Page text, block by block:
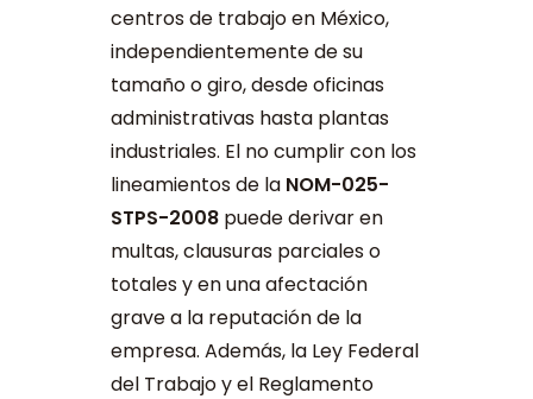
centros de trabajo en México,
independientemente de su
tamaño o giro, desde oficinas
administrativas hasta plantas
industriales. El no cumplir con los
lineamientos de la NOM-025-
STPS-2008puede derivar en
multas, clausuras parciales o
totales y en una afectación
grave a la reputación de la
empresa. Además, la Ley Federal
del Trabajo y el Reglamento